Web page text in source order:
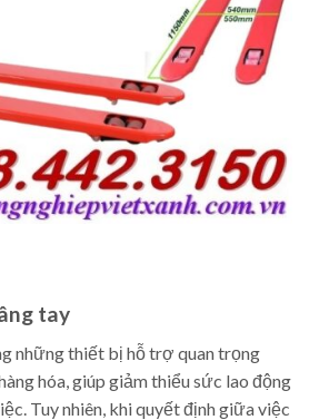
tay
những thiết bị hỗ trợ quan trọng
hóa, giúp giảm thiểu sức lao động
Tuy nhiên, khi quyết định giữa việc